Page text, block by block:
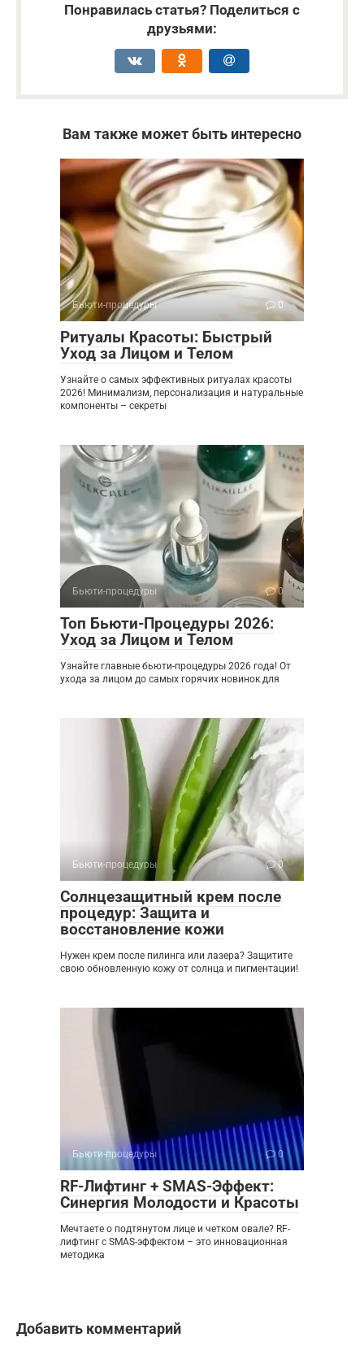
Понравилась статья? Поделиться с
друзьями:
Вам также может быть интересно
Бьюти-процедуры 0
Ритуалы Красоты: Быстрый
Уход за Лицом и Телом
Узнайте о самых эффективных ритуалах красоты
2026! Минимализм, персонализация и натуральные
компоненты – секреты
Бьюти-процедуры 0
Топ Бьюти-Процедуры 2026:
Уход за Лицом и Телом
Узнайте главные бьюти-процедуры 2026 года! От
ухода за лицом до самых горячих новинок для
Бьюти-процедуры 0
Солнцезащитный крем после
процедур: Защита и
восстановление кожи
Нужен крем после пилинга или лазера? Защитите
свою обновленную кожу от солнца и пигментации!
Бьюти-процедуры 0
RF-Лифтинг + SMAS-Эффект:
Синергия Молодости и Красоты
Мечтаете о подтянутом лице и четком овале? RF-
лифтинг с SMAS-эффектом – это инновационная
методика
Добавить комментарий